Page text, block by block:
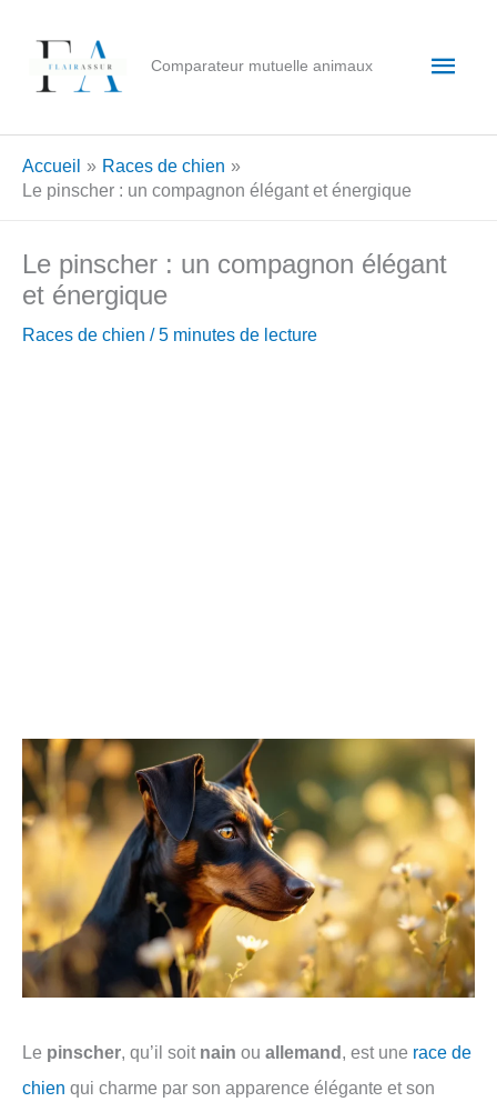
contenu
Comparateur mutuelle animaux
Accueil
Races de chien
Le pinscher : un compagnon élégant et énergique
Le pinscher : un compagnon élégant
et énergique
Races de chien /5 minutes de lecture
Le pinscher, qu’il soit nain ou allemand, est une race de
chien qui charme par son apparence élégante et son